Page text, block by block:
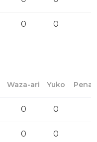
0 0
Waza-ari Yuko
0 0
0 0